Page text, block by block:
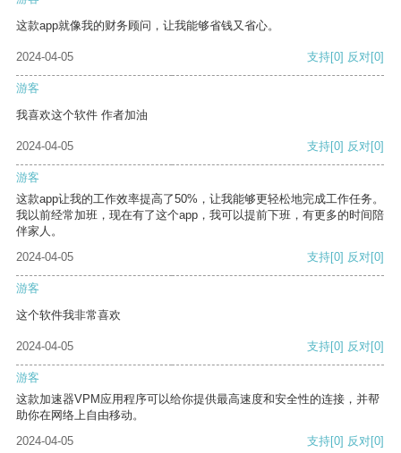
这款app就像我的财务顾问，让我能够省钱又省心。
2024-04-05 支持[0] 反对[0]
游客
我喜欢这个软件 作者加油
2024-04-05 支持[0] 反对[0]
游客
这款app让我的工作效率提高了50%，让我能够更轻松地完成工作任务。
我以前经常加班，现在有了这个app，我可以提前下班，有更多的时间陪
伴家人。
2024-04-05
支持[0] 反对[0]
游客
这个软件我非常喜欢
2024-04-05 支持[0] 反对[0]
游客
这款加速器VPM应用程序可以给你提供最高速度和安全性的连接，并帮
助你在网络上自由移动。
2024-04-05
支持[0] 反对[0]